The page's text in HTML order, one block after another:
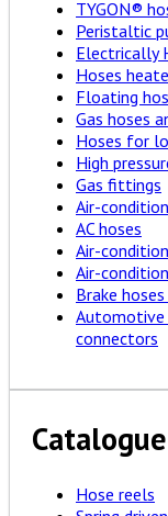
TYGON®
Peristaltic
Electrically
Hoses
Floating
Gas hoses
Hoses for
High
Gas fittings
Air-
AC hoses
Air-
Air-
Brake
Automotive
connectors
Catalogue
Hose reels